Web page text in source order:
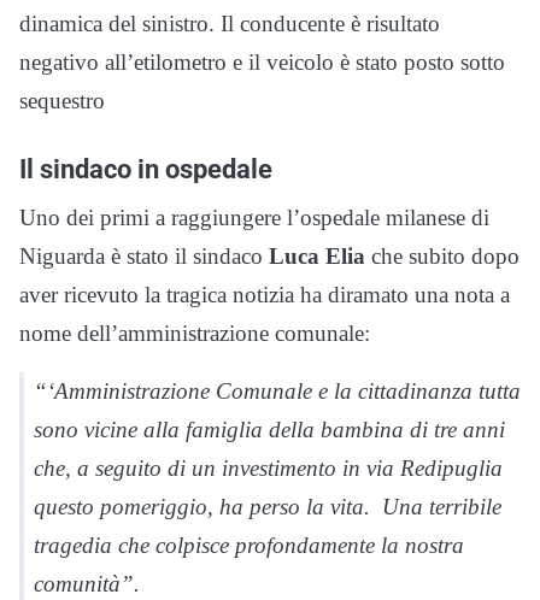
dinamica del sinistro. Il conducente è risultato
negativo all’etilometro e il veicolo è stato posto sotto
sequestro
Il sindaco in ospedale
Uno dei primi a raggiungere l’ospedale milanese di
Niguarda è stato il sindaco Luca Elia che subito dopo
aver ricevuto la tragica notizia ha diramato una nota a
nome dell’amministrazione comunale:
“‘Amministrazione Comunale e la cittadinanza tutta
sono vicine alla famiglia della bambina di tre anni
che, a seguito di un investimento in via Redipuglia
questo pomeriggio, ha perso la vita. Una terribile
tragedia che colpisce profondamente la nostra
comunità”.